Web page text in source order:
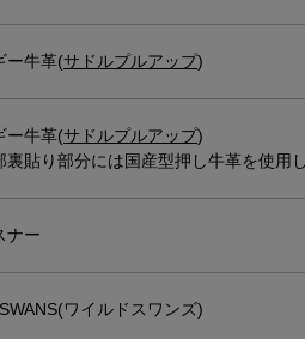
ー牛革(サドルプルアップ)
ー牛革(サドルプルアップ)
貼り部分には国産型押し牛革を使用し
ナー
ワイルドスワンズ)